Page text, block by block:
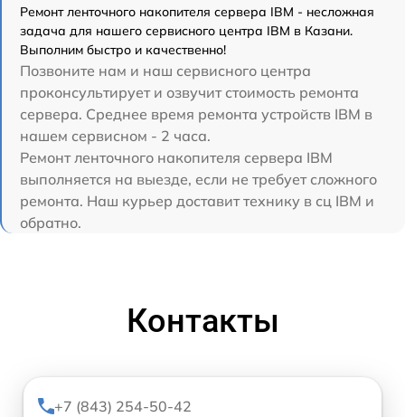
Ремонт ленточного накопителя сервера IBM - несложная
задача для нашего сервисного центра IBM в Казани.
Выполним быстро и качественно!
Позвоните нам и наш сервисного центра
проконсультирует и озвучит стоимость ремонта
сервера. Среднее время ремонта устройств IBM в
нашем сервисном - 2 часа.
Ремонт ленточного накопителя сервера IBM
выполняется на выезде, если не требует сложного
ремонта. Наш курьер доставит технику в сц IBM и
обратно.
Контакты
+7 (843) 254-50-42